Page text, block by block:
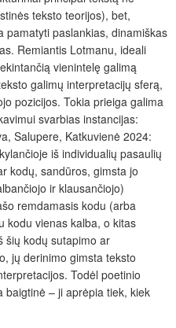
teksto teorijos), bet,
pamatyti paslankias, dinamiškas
Remiantis Lotmanu, ideali
vienintelę galimą
galimų interpretacijų sferą,
pozicijos. Tokia prieiga galima
svarbias instancijas:
Salupere, Katkuvienė 2024:
iš individualių pasaulių
kodų, sandūros, gimsta jo
ir klausančiojo)
remdamasis kodu (arba
kodu vienas kalba, o kitas
šių kodų sutapimo ar
jų derinimo gimsta teksto
Todėl poetinio
baigtinė – ji aprėpia tiek, kiek